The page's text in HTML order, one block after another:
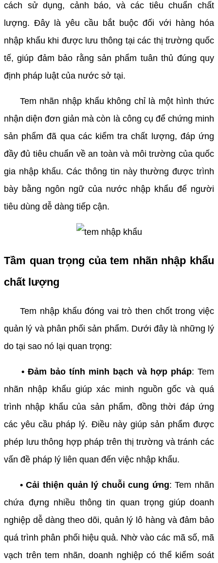
cách sử dụng, cảnh báo, và các tiêu chuẩn chất
lượng. Đây là yêu cầu bắt buộc đối với hàng hóa
nhập khẩu khi được lưu thông tại các thị trường quốc
tế, giúp đảm bảo rằng sản phẩm tuân thủ đúng quy
định pháp luật của nước sở tại.
Tem nhãn nhập khẩu không chỉ là một hình thức
nhận diện đơn giản mà còn là công cụ để chứng minh
sản phẩm đã qua các kiểm tra chất lượng, đáp ứng
đầy đủ tiêu chuẩn về an toàn và môi trường của quốc
gia nhập khẩu. Các thông tin này thường được trình
bày bằng ngôn ngữ của nước nhập khẩu để người
tiêu dùng dễ dàng tiếp cận.
Tầm quan trọng của tem nhãn nhập khẩu
chất lượng
Tem nhập khẩu đóng vai trò then chốt trong việc
quản lý và phân phối sản phẩm. Dưới đây là những lý
do tại sao nó lại quan trọng:
• Đảm bảo tính minh bạch và hợp pháp: Tem
nhãn nhập khẩu giúp xác minh nguồn gốc và quá
trình nhập khẩu của sản phẩm, đồng thời đáp ứng
các yêu cầu pháp lý. Điều này giúp sản phẩm được
phép lưu thông hợp pháp trên thị trường và tránh các
vấn đề pháp lý liên quan đến việc nhập khẩu.
• Cải thiện quản lý chuỗi cung ứng: Tem nhãn
chứa đựng nhiều thông tin quan trọng giúp doanh
nghiệp dễ dàng theo dõi, quản lý lô hàng và đảm bảo
quá trình phân phối hiệu quả. Nhờ vào các mã số, mã
vạch trên tem nhãn, doanh nghiệp có thể kiểm soát